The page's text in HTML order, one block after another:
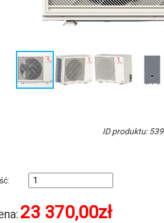
ID produktu: 539
23 370,00zł